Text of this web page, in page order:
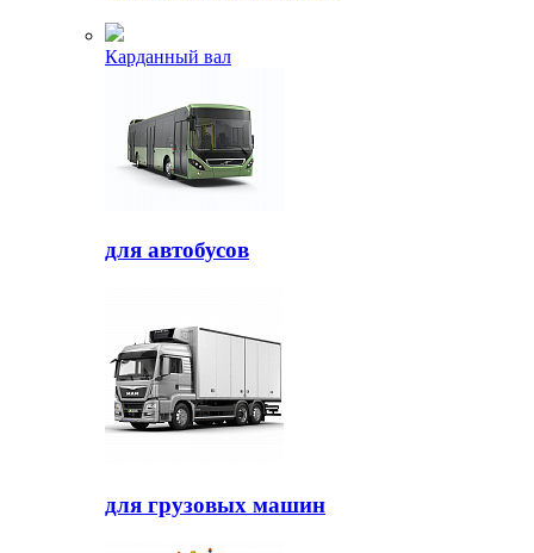
Карданный вал
для автобусов
для грузовых машин